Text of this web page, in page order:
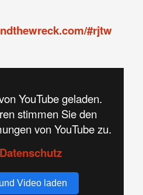
#rjtw
YouTube geladen.
stimmen Sie den
von YouTube zu.
Video laden